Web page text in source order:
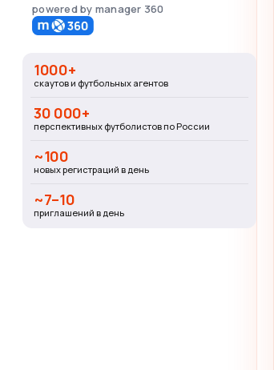
powered by manager 360
1000+
скаутов и футбольных агентов
30 000+
перспективных футболистов по России
~100
новых регистраций в день
~7–10
приглашений в день